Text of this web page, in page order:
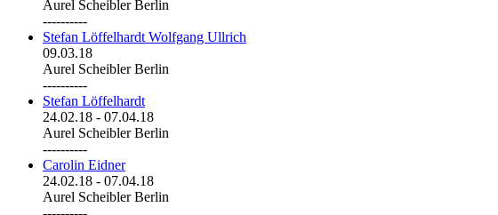
Aurel Scheibler Berlin
----------
Stefan Löffelhardt Wolfgang Ullrich
09.03.18
Aurel Scheibler Berlin
----------
Stefan Löffelhardt
24.02.18 - 07.04.18
Aurel Scheibler Berlin
----------
Carolin Eidner
24.02.18 - 07.04.18
Aurel Scheibler Berlin